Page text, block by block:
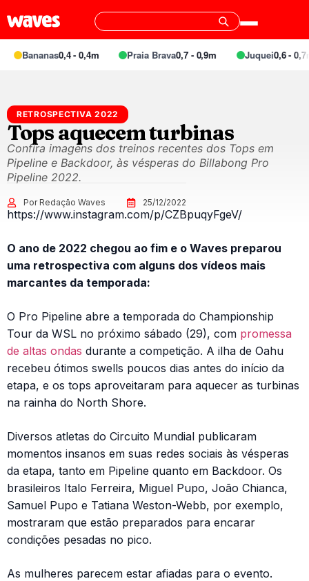
Bananas0,4 - 0,4m Praia Brava0,7 - 0,9m Juquei0,6 - 0,7m
RETROSPECTIVA 2022
Tops aquecem turbinas
Confira imagens dos treinos recentes dos Tops em
Pipeline e Backdoor, às vésperas do Billabong Pro
Pipeline 2022.
Por Redação Waves 25/12/2022
https://www.instagram.com/p/CZBpuqyFgeV/
O ano de 2022 chegou ao fim e o Waves preparou
uma retrospectiva com alguns dos vídeos mais
marcantes da temporada:
O Pro Pipeline abre a temporada do Championship
Tour da WSL no próximo sábado (29), com promessa
de altas ondas durante a competição. A ilha de Oahu
recebeu ótimos swells poucos dias antes do início da
etapa, e os tops aproveitaram para aquecer as turbinas
na rainha do North Shore.
Diversos atletas do Circuito Mundial publicaram
momentos insanos em suas redes sociais às vésperas
da etapa, tanto em Pipeline quanto em Backdoor. Os
brasileiros Italo Ferreira, Miguel Pupo, João Chianca,
Samuel Pupo e Tatiana Weston-Webb, por exemplo,
mostraram que estão preparados para encarar
condições pesadas no pico.
As mulheres parecem estar afiadas para o evento.